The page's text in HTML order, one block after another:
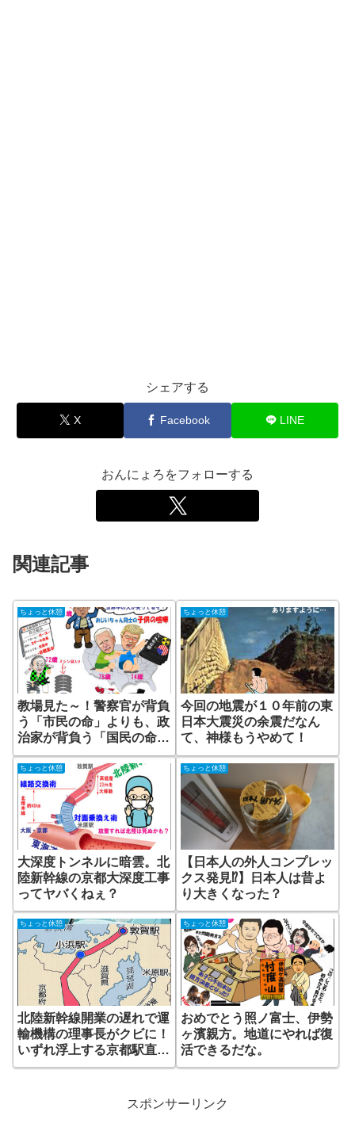
シェアする
X Facebook LINE
おんにょろをフォローする
関連記事
ちょっと休憩
教場見た～！警察官が背負
う「市民の命」よりも、政
治家が背負う「国民の命」
がもっと重いはず。政治家
にも教場が必要だと思いま
せんか？
ちょっと休憩
今回の地震が１０年前の東
日本大震災の余震だなん
て、神様もうやめて！
ちょっと休憩
大深度トンネルに暗雲。北
陸新幹線の京都大深度工事
ってヤバくねぇ？
ちょっと休憩
【日本人の外人コンプレッ
クス発見⁉】日本人は昔よ
り大きくなった？
ちょっと休憩
北陸新幹線開業の遅れで運
輸機構の理事長がクビに！
いずれ浮上する京都駅直結
問題。次に謝罪するのは誰
ちょっと休憩
おめでとう照ノ富士、伊勢
ヶ濱親方。地道にやれば復
活できるだな。
スポンサーリンク